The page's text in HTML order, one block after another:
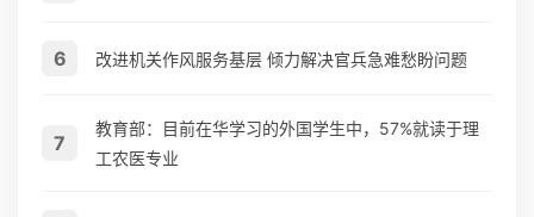
6 改进机关作风服务基层 倾力解决官兵急难愁盼问题
7
教育部：目前在华学习的外国学生中，57%就读于理
工农医专业